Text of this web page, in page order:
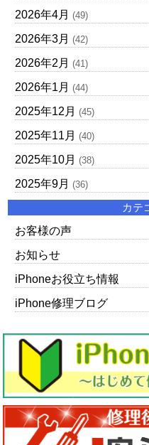
2026年4月 (49)
2026年3月 (42)
2026年2月 (41)
2026年1月 (44)
2025年12月 (45)
2025年11月 (40)
2025年10月 (38)
2025年9月 (36)
カテ
お客様の声
お知らせ
iPhoneお役立ち情報
iPhone修理ブログ